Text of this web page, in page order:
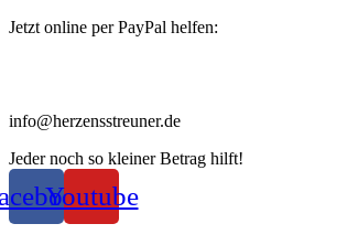
Jetzt online per PayPal helfen:
info@herzensstreuner.de
Jeder noch so kleiner Betrag hilft!
Youtube